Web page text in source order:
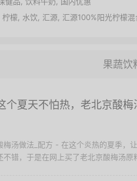
柠檬 水饮 汇源 汇源100%阳光柠檬
果蔬饮
个夏天不怕热，老北京酸梅
梅汤做法_配方 - 在这个炎热的夏季，
不错，于是在网上买了老北京酸梅汤原